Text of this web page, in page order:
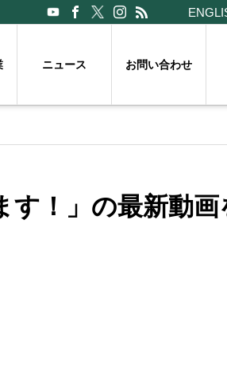
ニュース お問い合わせ
す！」の最新動画